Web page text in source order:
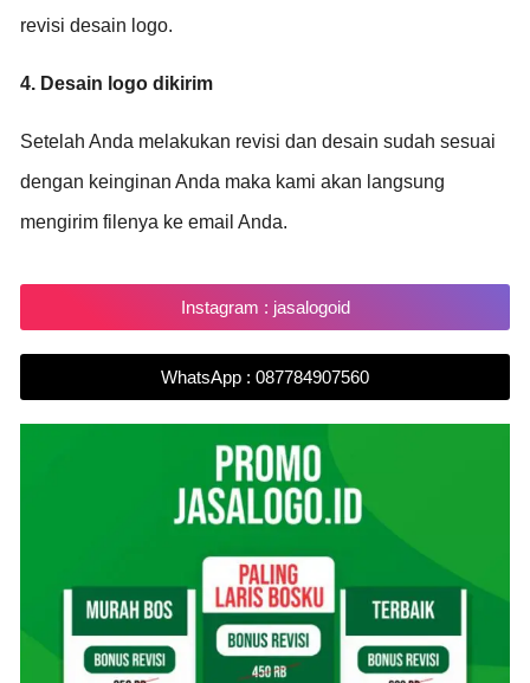
revisi desain logo.
4. Desain logo dikirim
Setelah Anda melakukan revisi dan desain sudah sesuai
dengan keinginan Anda maka kami akan langsung
mengirim filenya ke email Anda.
Instagram : jasalogoid
WhatsApp : 087784907560